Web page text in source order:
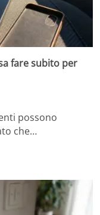
fare subito per
possono
che…